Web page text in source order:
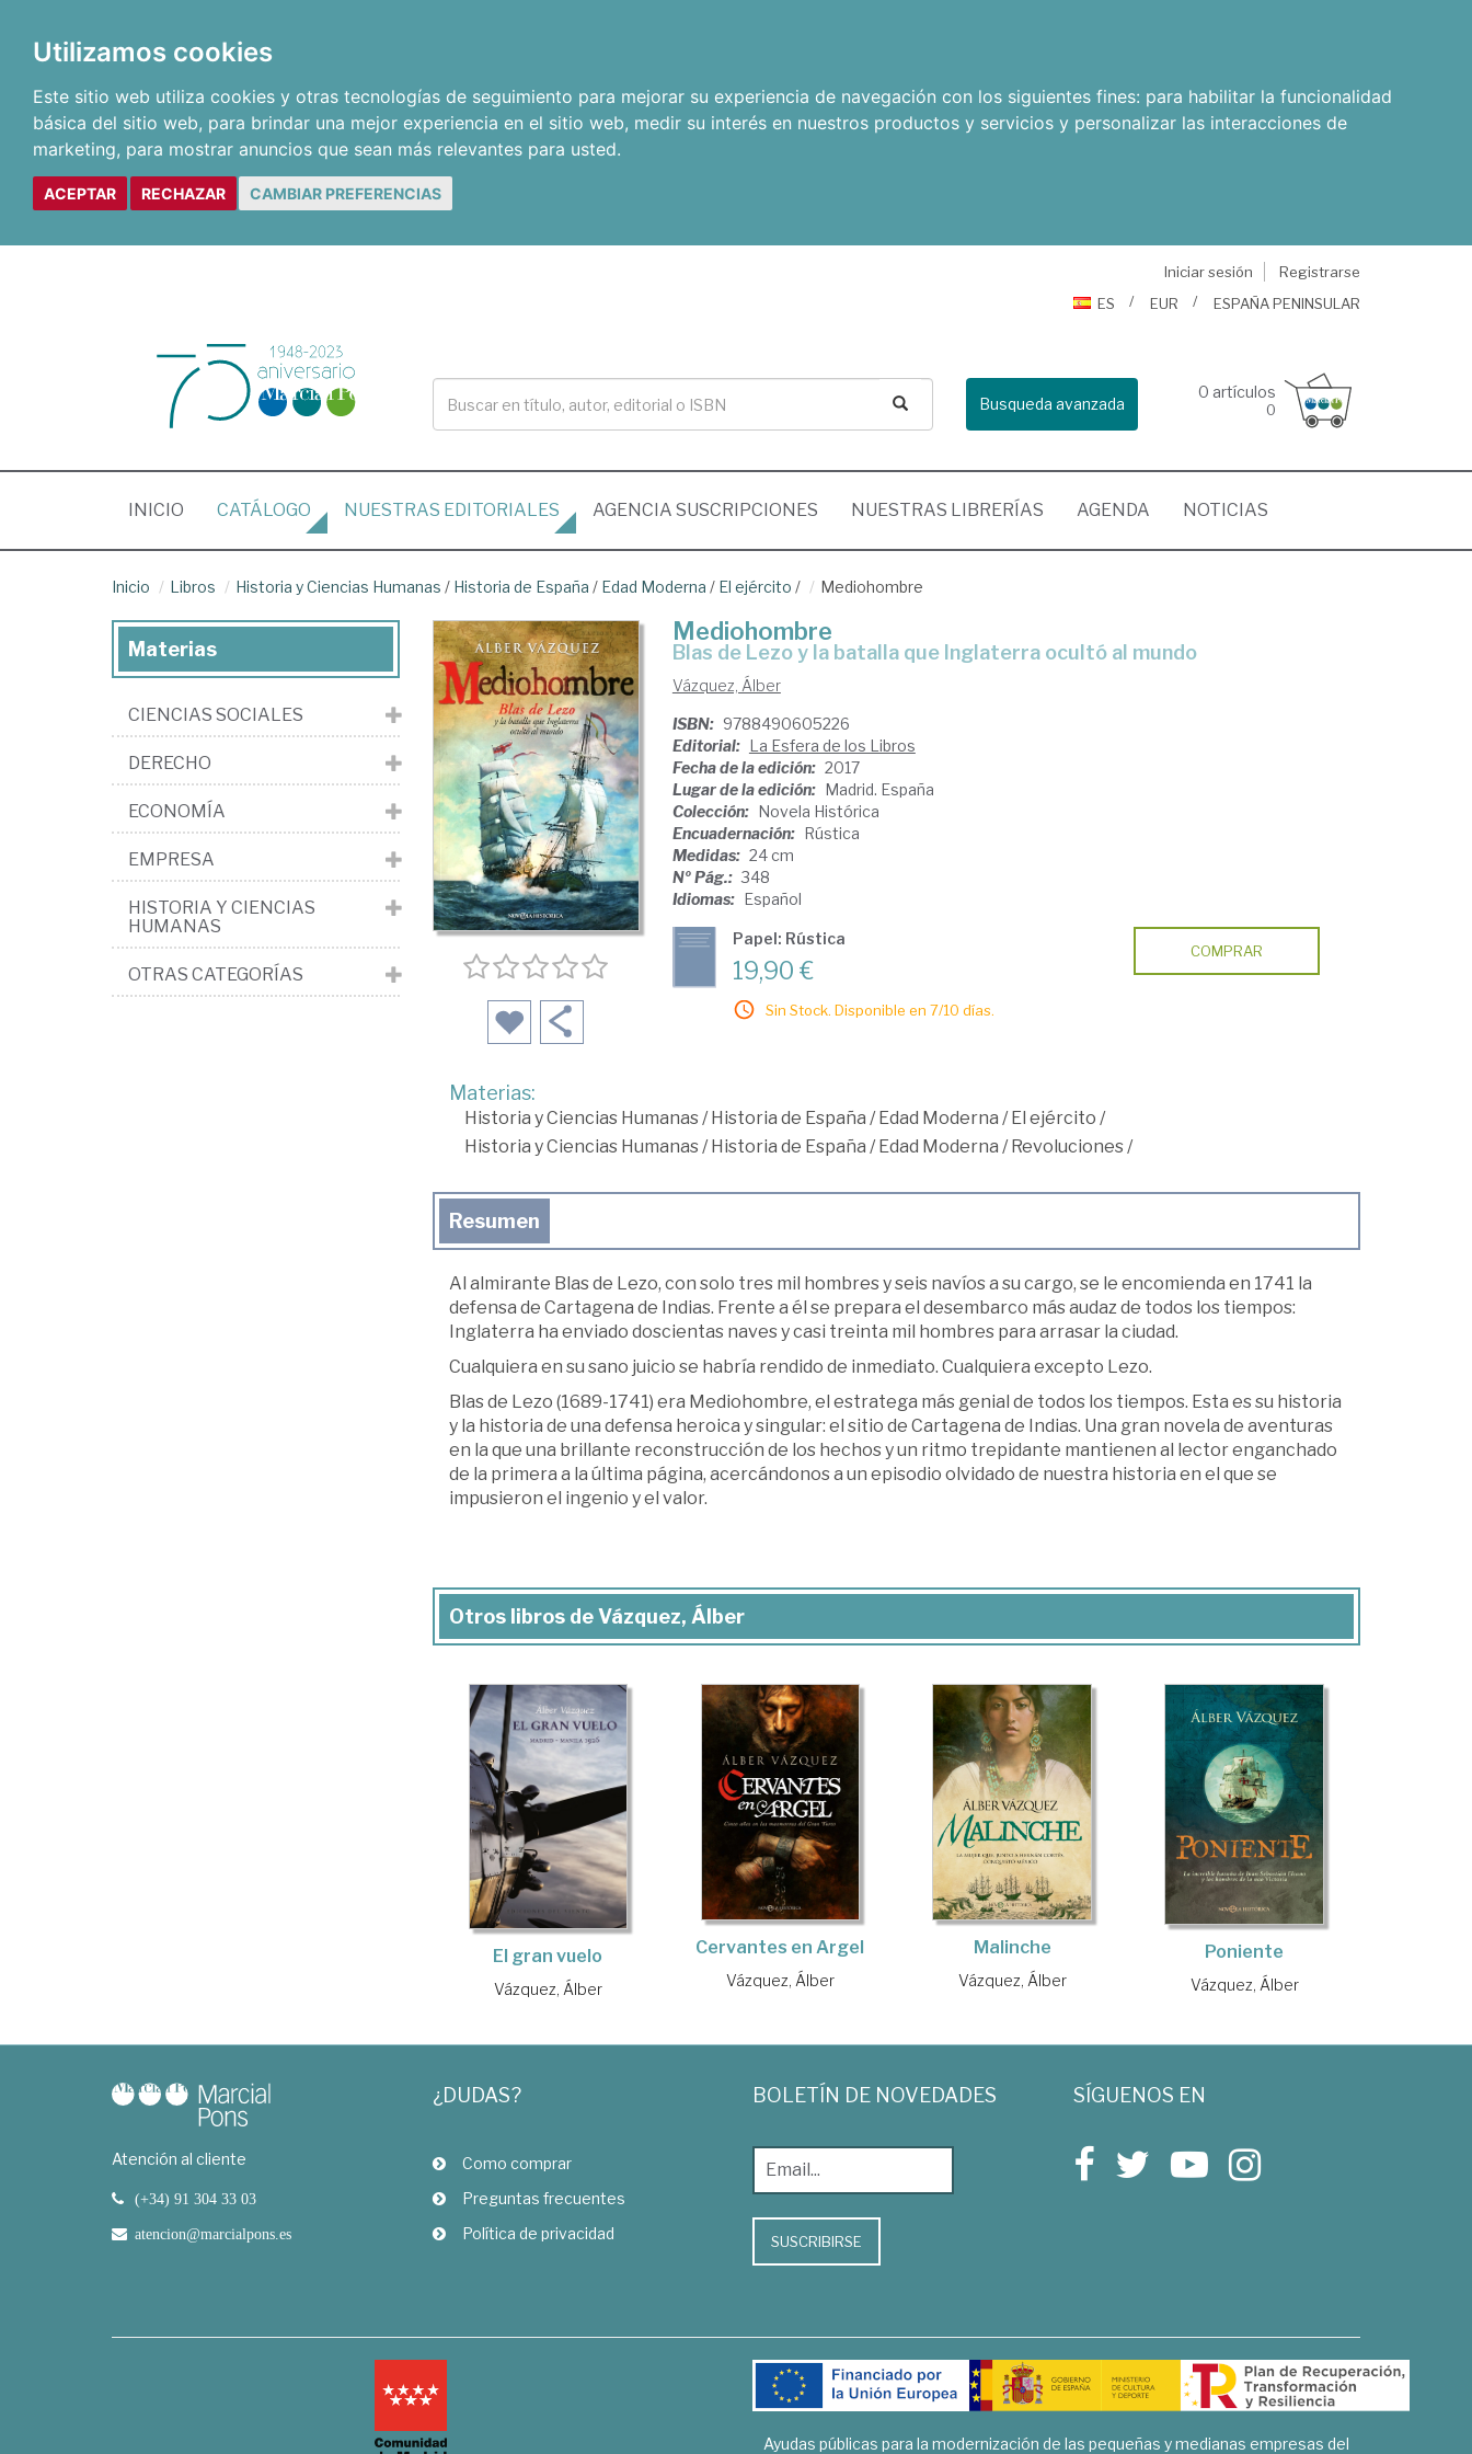
Utilizamos cookies
Este sitio web utiliza cookies y otras tecnologías de seguimiento para mejorar su experiencia de navegación con los siguientes fines: para habilitar la funcionalidad
básica del sitio web, para brindar una mejor experiencia en el sitio web, medir su interés en nuestros productos y servicios y personalizar las interacciones de
marketing, para mostrar anuncios que sean más relevantes para usted.
ACEPTAR RECHAZAR CAMBIAR PREFERENCIAS
Iniciar sesión
Registrarse
ES
EUR ESPAÑA PENINSULAR
Busqueda avanzada
0 artículos
0
INICIO (CURRENT)
CATÁLOGO NUESTRAS EDITORIALES AGENCIA SUSCRIPCIONES NUESTRAS LIBRERÍAS AGENDA NOTICIAS
Inicio Libros Historia y Ciencias Humanas / Historia de España / Edad Moderna / El ejército / Mediohombre
Mediohombre
Blas de Lezo y la batalla que Inglaterra ocultó al mundo
Vázquez, Álber
ISBN: 9788490605226
Editorial: La Esfera de los Libros
Fecha de la edición: 2017
Lugar de la edición: Madrid. España
Colección: Novela Histórica
Encuadernación: Rústica
Medidas: 24 cm
Nº Pág.: 348
Idiomas: Español
Papel: Rústica
19,90 €
Sin Stock. Disponible en 7/10 días.
COMPRAR
Materias:
Historia y Ciencias Humanas/Historia de España /Edad Moderna /El ejército /
Historia y Ciencias Humanas/Historia de España /Edad Moderna /Revoluciones/
Resumen
Al almirante Blas de Lezo, con solo tres mil hombres y seis navíos a su cargo, se le encomienda en 1741 la
defensa de Cartagena de Indias. Frente a él se prepara el desembarco más audaz de todos los tiempos:
Inglaterra ha enviado doscientas naves y casi treinta mil hombres para arrasar la ciudad.
Cualquiera en su sano juicio se habría rendido de inmediato. Cualquiera excepto Lezo.
Blas de Lezo (1689-1741) era Mediohombre, el estratega más genial de todos los tiempos. Esta es su historia
y la historia de una defensa heroica y singular: el sitio de Cartagena de Indias. Una gran novela de aventuras
en la que una brillante reconstrucción de los hechos y un ritmo trepidante mantienen al lector enganchado
de la primera a la última página, acercándonos a un episodio olvidado de nuestra historia en el que se
impusieron el ingenio y el valor.
Otros libros de Vázquez, Álber
El gran vuelo
Vázquez, Álber
Cervantes en Argel
Vázquez, Álber
Malinche
Vázquez, Álber
Poniente
Vázquez, Álber
Materias
CIENCIAS SOCIALES
DERECHO
ECONOMÍA
EMPRESA
HISTORIA Y CIENCIAS
HUMANAS
OTRAS CATEGORÍAS
Atención al cliente
(+34) 91 304 33 03
atencion@marcialpons.es
¿DUDAS?
Como comprar
Preguntas frecuentes
Política de privacidad
BOLETÍN DE NOVEDADES
SUSCRIBIRSE
SÍGUENOS EN
Ayudas públicas para la modernización de las pequeñas y medianas empresas del